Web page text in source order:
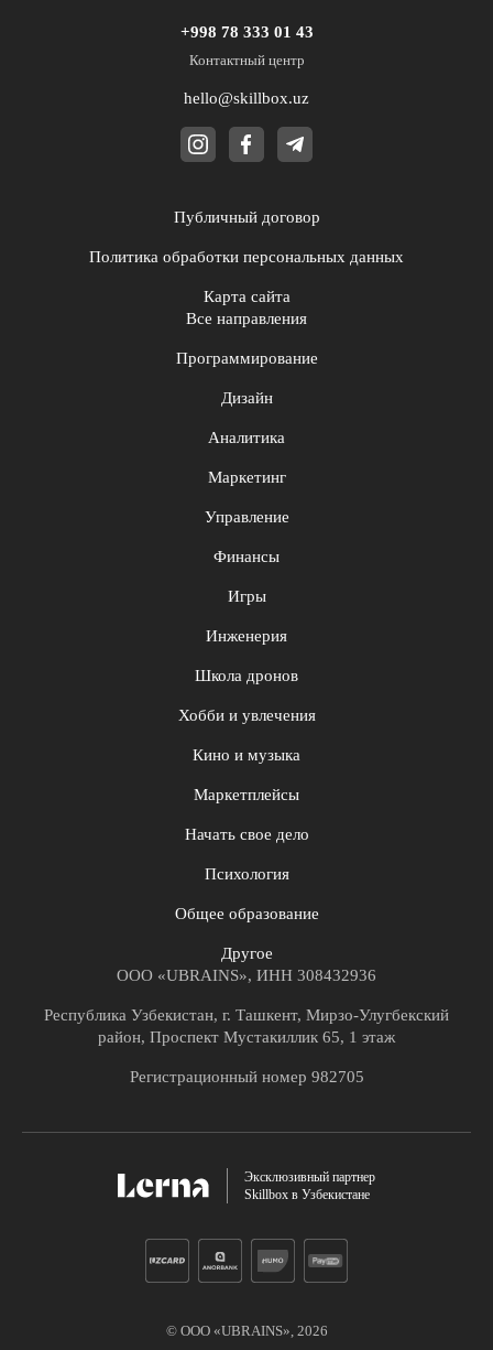
+998 78 333 01 43
Контактный центр
hello@skillbox.uz
Публичный договор
Политика обработки персональных данных
Карта сайта
Все направления
Программирование
Дизайн
Аналитика
Маркетинг
Управление
Финансы
Игры
Инженерия
Школа дронов
Хобби и увлечения
Кино и музыка
Маркетплейсы
Начать свое дело
Психология
Общее образование
Другое
ООО «UBRAINS», ИНН 308432936
Республика Узбекистан, г. Ташкент, Мирзо-Улугбекский
район, Проспект Мустакиллик 65, 1 этаж
Регистрационный номер 982705
Эксклюзивный партнер
Skillbox в Узбекистане
© ООО «UBRAINS», 2026